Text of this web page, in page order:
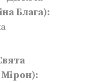
Блага):